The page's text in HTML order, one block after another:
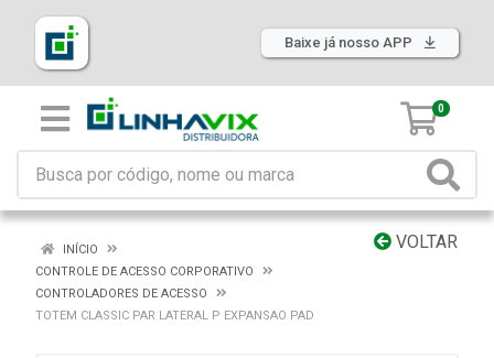
Baixe já nosso APP
0
VOLTAR
INÍCIO
CONTROLE DE ACESSO CORPORATIVO
CONTROLADORES DE ACESSO
TOTEM CLASSIC PAR LATERAL P EXPANSAO PAD